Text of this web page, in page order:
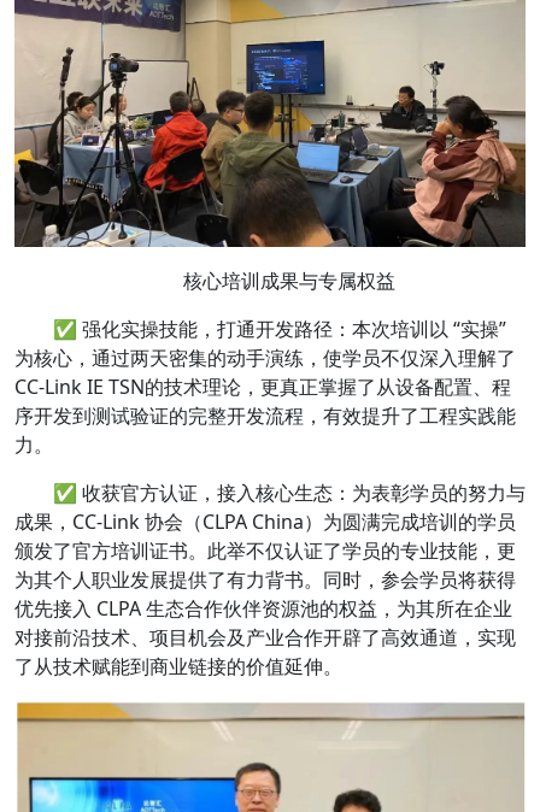
核心培训成果与专属权益
✅ 强化实操技能，打通开发路径：本次培训以 “实操”
为核心，通过两天密集的动手演练，使学员不仅深入理解了
CC-Link IE TSN的技术理论，更真正掌握了从设备配置、程
序开发到测试验证的完整开发流程，有效提升了工程实践能
力。
✅ 收获官方认证，接入核心生态：为表彰学员的努力与
成果，CC-Link 协会（CLPA China）为圆满完成培训的学员
颁发了官方培训证书。此举不仅认证了学员的专业技能，更
为其个人职业发展提供了有力背书。同时，参会学员将获得
优先接入 CLPA 生态合作伙伴资源池的权益，为其所在企业
对接前沿技术、项目机会及产业合作开辟了高效通道，实现
了从技术赋能到商业链接的价值延伸。